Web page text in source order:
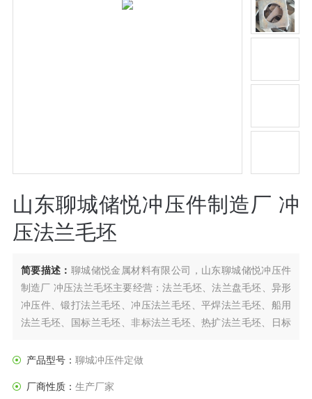
山东聊城储悦冲压件制造厂 冲
压法兰毛坯
简要描述： 聊城储悦金属材料有限公司，山东聊城储悦冲压件
制造厂 冲压法兰毛坯主要经营：法兰毛坯、法兰盘毛坯、异形
冲压件、锻打法兰毛坯、冲压法兰毛坯、平焊法兰毛坯、船用
法兰毛坯、国标兰毛坯、非标法兰毛坯、热扩法兰毛坯、日标
产品型号： 聊城冲压件定做
厂商性质： 生产厂家